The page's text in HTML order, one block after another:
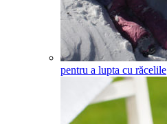
pentru a lupta cu răcelile